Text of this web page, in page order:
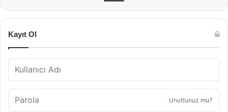
Kayıt Ol
Unuttunuz mu?